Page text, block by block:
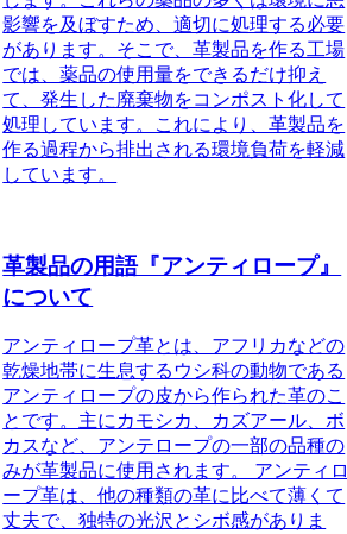
影響を及ぼすため、適切に処理する必要
があります。そこで、革製品を作る工場
では、薬品の使用量をできるだけ抑え
て、発生した廃棄物をコンポスト化して
処理しています。これにより、革製品を
作る過程から排出される環境負荷を軽減
しています。
革製品の用語『アンティロープ』
について
アンティロープ革とは、アフリカなどの
乾燥地帯に生息するウシ科の動物である
アンティロープの皮から作られた革のこ
とです。主にカモシカ、カズアール、ボ
カスなど、アンテロープの一部の品種の
みが革製品に使用されます。 アンティロ
ープ革は、他の種類の革に比べて薄くて
丈夫で、独特の光沢とシボ感がありま